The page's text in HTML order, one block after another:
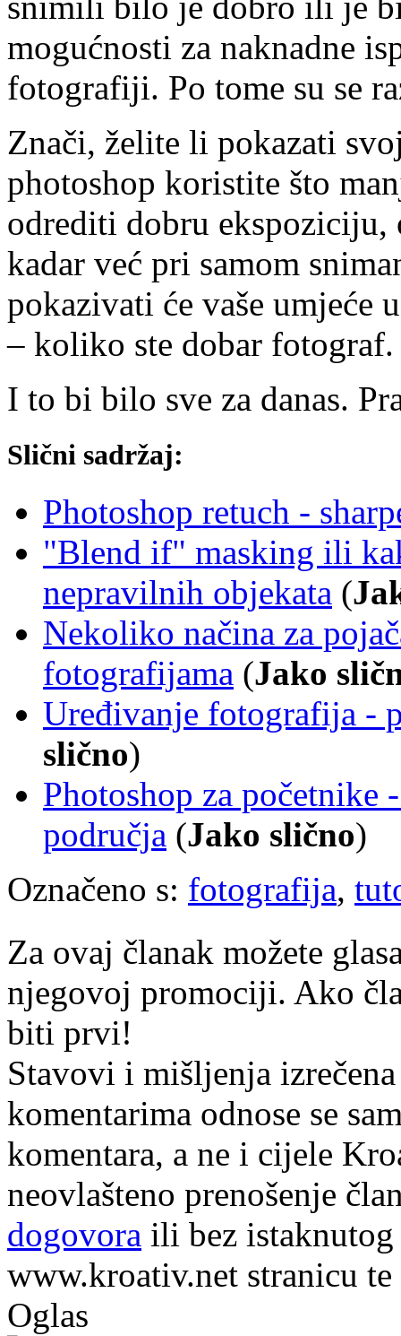
mogućnosti za naknadne
fotografiji. Po tome su se
Znači, želite li pokazati
photoshop koristite što
odrediti dobru
kadar već pri samom
pokazivati će vaše umjeće
– koliko ste dobar fotograf.
I to bi bilo sve za danas.
Slični sadržaj:
Photoshop retuch -
"Blend if" masking ili
nepravilnih objekata (
Nekoliko načina za
fotografijama (Jako
Uređivanje fotografija -
slično)
Photoshop za
područja (Jako slično)
Označeno s: fotografija,
Za ovaj članak možete
njegovoj promociji. Ako
biti prvi!
Stavovi i mišljenja
komentarima odnose se
komentara, a ne i cijele
neovlašteno prenošenje
dogovora ili bez
www.kroativ.net stranicu te
Oglas